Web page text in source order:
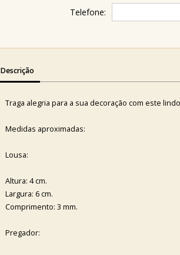
Telefone:
Descrição
Traga alegria para a sua decoração com este
Medidas aproximadas:
Lousa:
Altura: 4 cm.
Largura: 6 cm.
Comprimento: 3 mm.
Pregador: